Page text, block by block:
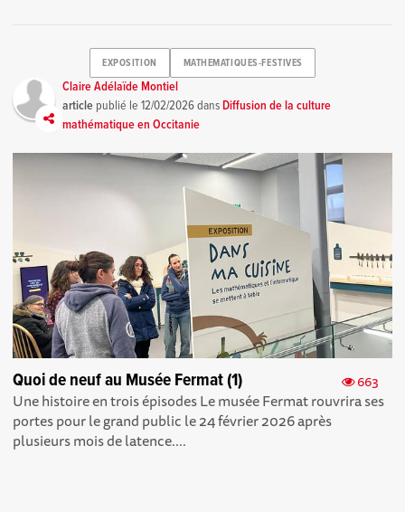
EXPOSITION MATHEMATIQUES-FESTIVES
Claire Adélaïde Montiel
article publié le12/02/2026dansDiffusion de la culture
mathématique en Occitanie
663
Quoi de neuf au Musée Fermat (1)
Une histoire en trois épisodes Le musée Fermat rouvrira ses
portes pour le grand public le 24 février 2026 après
plusieurs mois de latence....